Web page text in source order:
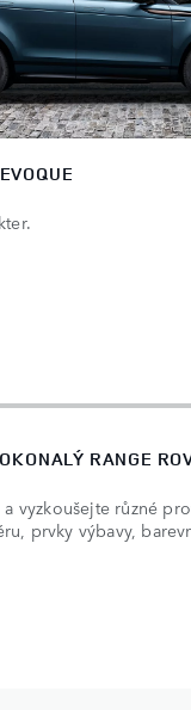
RANGE
vyzkoušejte různé
prvky výbavy,